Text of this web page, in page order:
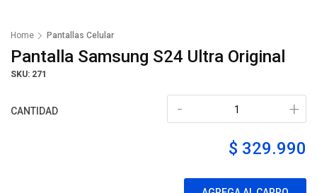
Home Pantallas Celular
Pantalla Samsung S24 Ultra Original
SKU: 271
CANTIDAD +
-
$ 329.990